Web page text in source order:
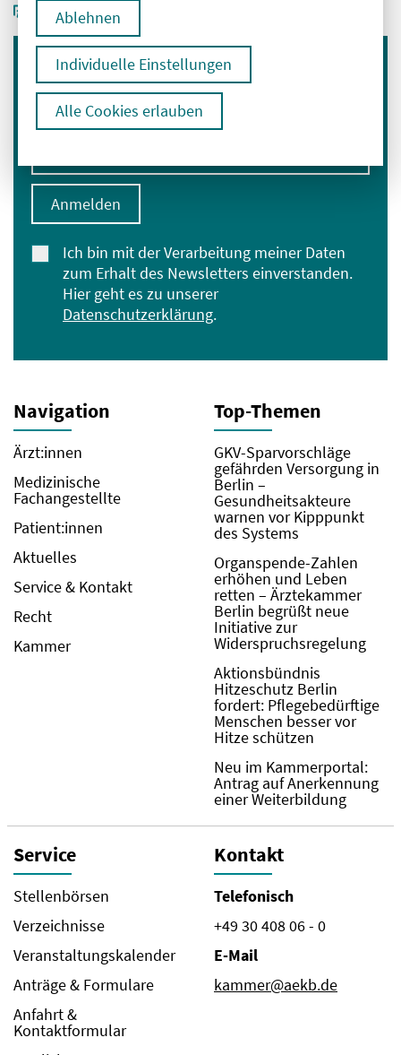
Ablehnen
Individuelle Einstellungen
Alle Cookies erlauben
Immer informiert bleiben
Melden Sie sich für unseren Newsletter an:
Ich bin mit der Verarbeitung meiner Daten
zum Erhalt des Newsletters einverstanden.
Hier geht es zu unserer
Datenschutzerklärung.
Anmelden
Navigation
Ärzt:innen
Medizinische
Fachangestellte
Patient:innen
Aktuelles
Service & Kontakt
Recht
Kammer
Top-Themen
GKV-Sparvorschläge
gefährden Versorgung in
Berlin –
Gesundheitsakteure
warnen vor Kipppunkt
des Systems
Organspende-Zahlen
erhöhen und Leben
retten – Ärztekammer
Berlin begrüßt neue
Initiative zur
Widerspruchsregelung
Aktionsbündnis
Hitzeschutz Berlin
fordert: Pflegebedürftige
Menschen besser vor
Hitze schützen
Neu im Kammerportal:
Antrag auf Anerkennung
einer Weiterbildung
Service
Stellenbörsen
Verzeichnisse
Veranstaltungskalender
Anträge & Formulare
Anfahrt &
Kontaktformular
Kontakt
Telefonisch
+49 30 408 06 - 0
E-Mail
kammer@aekb.de